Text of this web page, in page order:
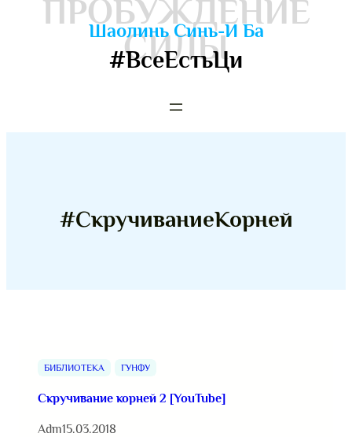
Шаолинь Синь-И Ба
ПРОБУЖДЕНИЕ
СИЛЫ
#ВсеЕстьЦи
#СкручиваниеКорней
БИБЛИОТЕКА ГУНФУ
Скручивание корней 2 [YouTube]
Adm15.03.2018